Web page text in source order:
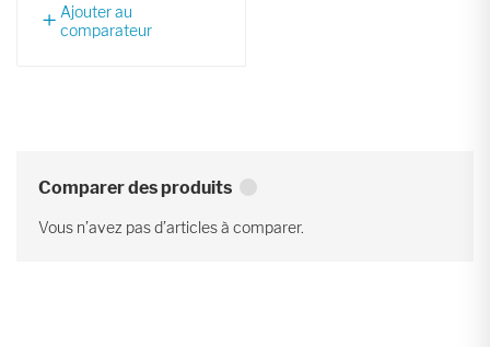
Ajouter au
comparateur
Comparer des produits
Vous n’avez pas d’articles à comparer.